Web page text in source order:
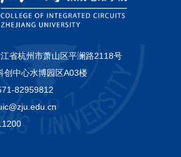
省杭州市萧山区平澜路2118号
创中心水博园区A03楼
82959812